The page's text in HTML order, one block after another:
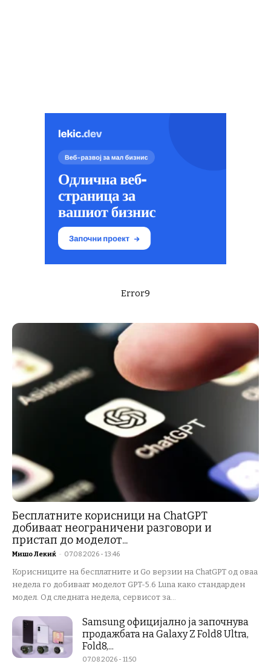
Error9
Бесплатните корисници на ChatGPT
добиваат неограничени разговори и
пристап до моделот...
Мишо Лекиќ - 07.08.2026 - 13:46
Корисниците на бесплатните и Go верзии на ChatGPT од оваа
недела го добиваат моделот GPT-5.6 Luna како стандарден
модел. Од следната недела, сервисот за...
Samsung официјално ја започнува
продажбата на Galaxy Z Fold8 Ultra,
Fold8,...
07.08.2026 - 11:50